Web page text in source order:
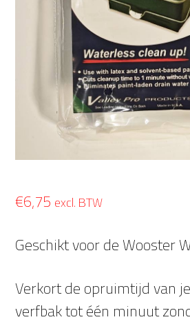
€6,75 excl. BTW
Geschikt voor de Wooster
Verkort de opruimtijd van
verfbak tot één minuut